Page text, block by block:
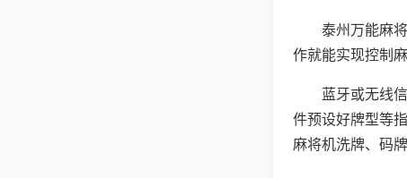
泰州万能麻
作就能实现控制
蓝牙或无线
件预设好牌型等
麻将机洗牌、码